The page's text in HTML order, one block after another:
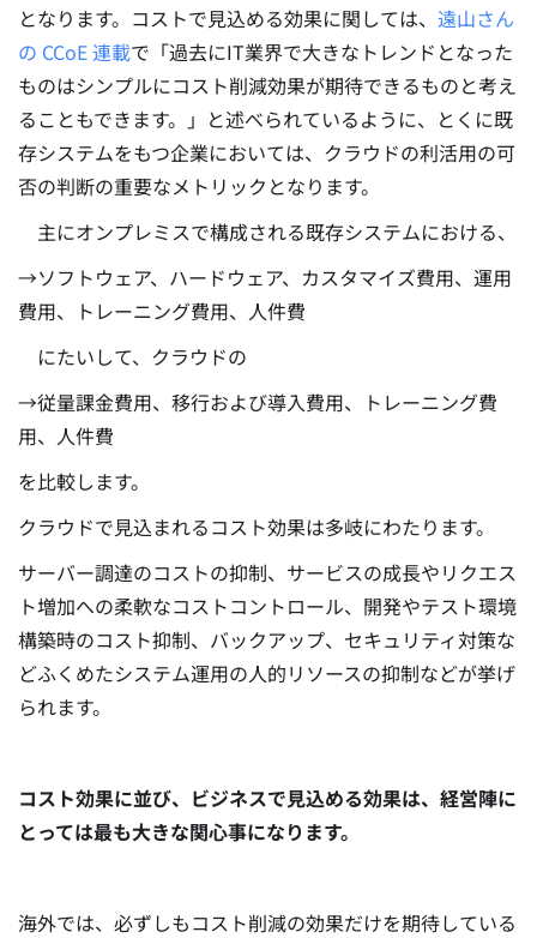
となります。 コストで見込める効果に関しては、 遠山さん
の CCoE 連載で「過去にIT業界で大きなトレンドとなった
ものはシンプルにコスト削減効果が期待できるものと考え
ることもできます。」と述べられているように、とくに既
存システムをもつ企業においては、クラウドの利活用の可
否の判断の重要なメトリックとなります。
主にオンプレミスで構成される既存システムにおける、
→ソフトウェア、ハードウェア、カスタマイズ費用、運用
費用、トレーニング費用、人件費
にたいして、クラウドの
→従量課金費用、移行および導入費用、トレーニング費
用、人件費
を比較します。
クラウドで見込まれるコスト効果は多岐にわたります。
サーバー調達のコストの抑制、サービスの成長やリクエス
ト増加への柔軟なコストコントロール、開発やテスト環境
構築時のコスト抑制、バックアップ、セキュリティ対策な
どふくめたシステム運用の人的リソースの抑制などが挙げ
られます。
コスト効果に並び、ビジネスで見込める効果は、経営陣に
とっては最も大きな関心事になります。
海外では、必ずしもコスト削減の効果だけを期待している